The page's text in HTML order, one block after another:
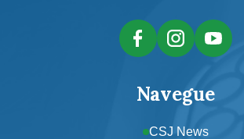
Navegue
CSJ News